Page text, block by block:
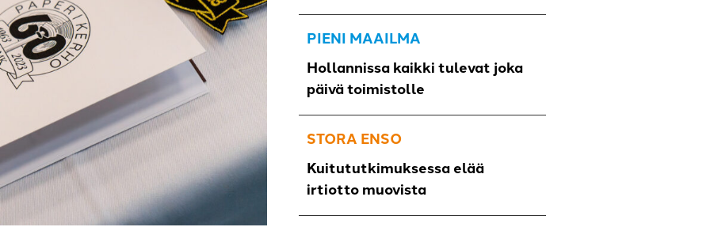
PIENI MAAILMA
Hollannissa kaikki tulevat joka
päivä toimistolle
STORA ENSO
Kuitututkimuksessa elää
irtiotto muovista